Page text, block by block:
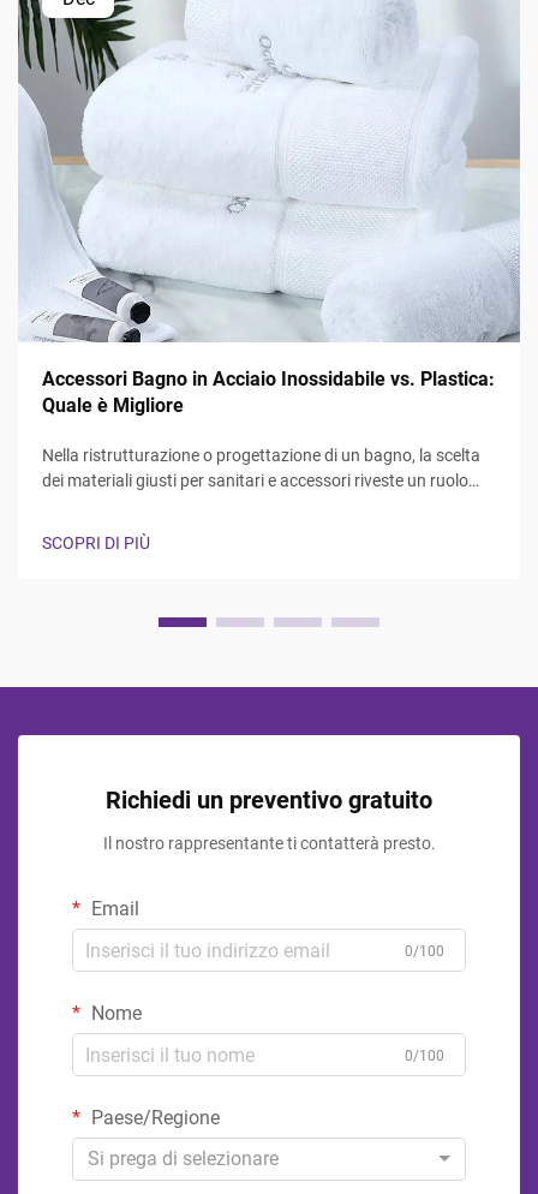
Accessori Bagno in Acciaio Inossidabile vs. Plastica:
Quale è Migliore
Nella ristrutturazione o progettazione di un bagno, la scelta
dei materiali giusti per sanitari e accessori riveste un ruolo
dibattito tra accessori bagno in acciaio inossidabile e in
SCOPRI DI PIÙ
Richiedi un preventivo gratuito
Il nostro rappresentante ti contatterà presto.
Email
0/100
Nome
0/100
Paese/Regione
Si prega di selezionare